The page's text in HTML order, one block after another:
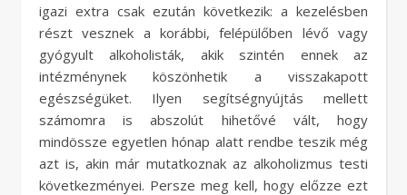
igazi extra csak ezután következik: a kezelésben
részt vesznek a korábbi, felépülőben lévő vagy
gyógyult alkoholisták, akik szintén ennek az
intézménynek köszönhetik a visszakapott
egészségüket. Ilyen segítségnyújtás mellett
számomra is abszolút hihetővé vált, hogy
mindössze egyetlen hónap alatt rendbe teszik még
azt is, akin már mutatkoznak az alkoholizmus testi
következményei. Persze meg kell, hogy előzze ezt